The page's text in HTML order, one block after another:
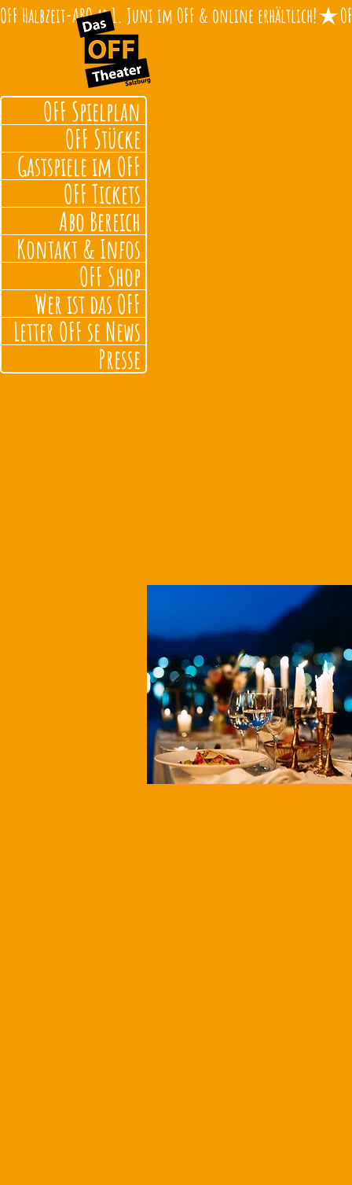
OFF Halbzeit-ABO ab 1. Juni im OFF & online erhältlich!
OFF Spielplan
OFF Stücke
Gastspiele im OFF
OFF Tickets
Abo Bereich
Kontakt & Infos
OFF Shop
Wer ist das OFF
Letter OFF se News
Presse